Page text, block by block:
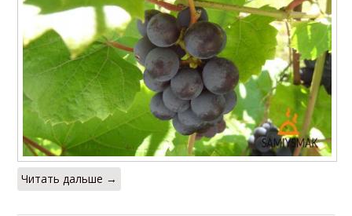
Читать дальше →